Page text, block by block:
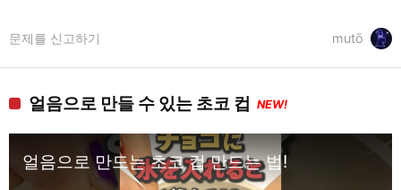
mutō
문제를 신고하기
얼음으로 만들 수 있는 초코 컵 NEW!
얼음으로 만드는 초코 컵 만드는 법!